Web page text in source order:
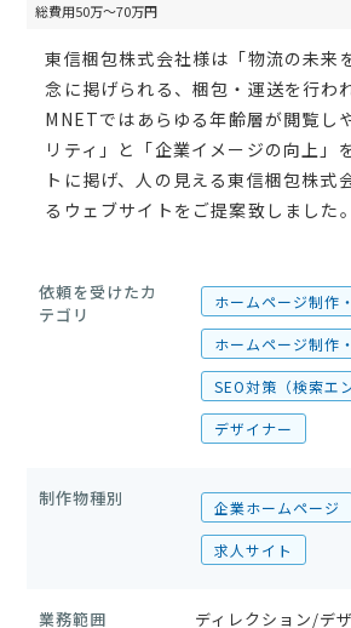
総費用50万～70万円
東信梱包株式会社様は「物流の未来
念に掲げられる、梱包・運送を行わ
MNETではあらゆる年齢層が閲覧し
リティ」と「企業イメージの向上」
トに掲げ、人の見える東信梱包株式
るウェブサイトをご提案致しました。
依頼を受けたカ
テゴリ
ホームページ制作
ホームページ制作
SEO対策（検索エ
デザイナー
制作物種別 企業ホームページ
求人サイト
業務範囲
ディレクション/デ